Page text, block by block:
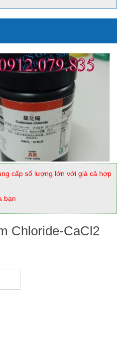
natri stanat-na2sno3 ở đâu?
cấp số lượng lớn với giá cả hợp
bạn
Chloride-CaCl2